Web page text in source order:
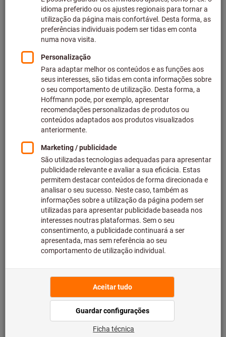
Brochuras
Descubra rápida e facilmente os destaques nos
nossos produtos e tópicos como a maquinagem, a
tecnologia de medição, as estações de trabalho e os
equipamentos de armazenamento e o EPI.
Saber mais
Serviços e produtos